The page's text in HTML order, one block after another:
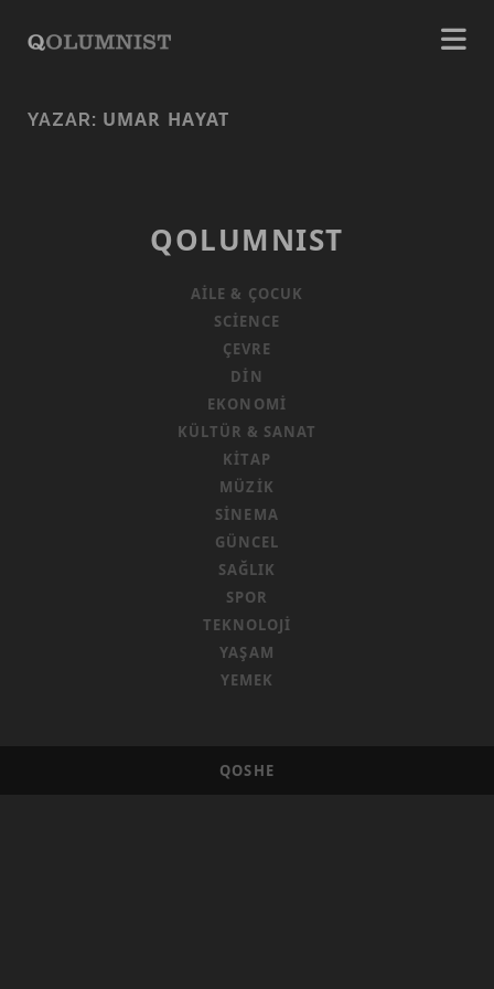
YAZAR: UMAR HAYAT
QOLUMNIST
AILE & ÇOCUK
SCIENCE
ÇEVRE
DIN
EKONOMI
KÜLTÜR & SANAT
KITAP
MÜZIK
SINEMA
GÜNCEL
SAĞLIK
SPOR
TEKNOLOJI
YAŞAM
YEMEK
QOSHE